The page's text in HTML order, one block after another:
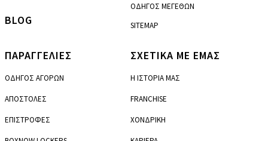
ΠΑΡΑΓΓΕΛΙΕΣ
ΟΔΗΓΟΣ ΑΓΟΡΩΝ
ΑΠΟΣΤΟΛΕΣ
ΕΠΙΣΤΡΟΦΕΣ
ΟΔΗΓΟΣ ΜΕΓΕΘΩΝ
SITEMAP
ΣΧΕΤΙΚΑ ΜΕ ΕΜΑΣ
Η ΙΣΤΟΡΙΑ ΜΑΣ
FRANCHISE
ΧΟΝΔΡΙΚΗ
BLOG